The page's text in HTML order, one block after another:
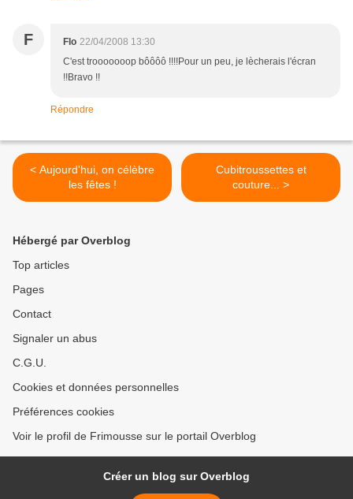
F Flo 22/04/2008 13:30
C'est trooooooop bôôôô !!!!Pour un peu, je lècherais l'écran
!!Bravo !!
Répondre
< Aujourd'hui, on célèbre
les fêtes !
Cubitroussettes et
couture... >
Hébergé par Overblog
Top articles
Pages
Contact
Signaler un abus
C.G.U.
Cookies et données personnelles
Préférences cookies
Voir le profil de Frimousse sur le portail Overblog
Créer un blog sur Overblog